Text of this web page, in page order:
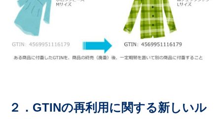
２．GTINの再利用に関する新しいル